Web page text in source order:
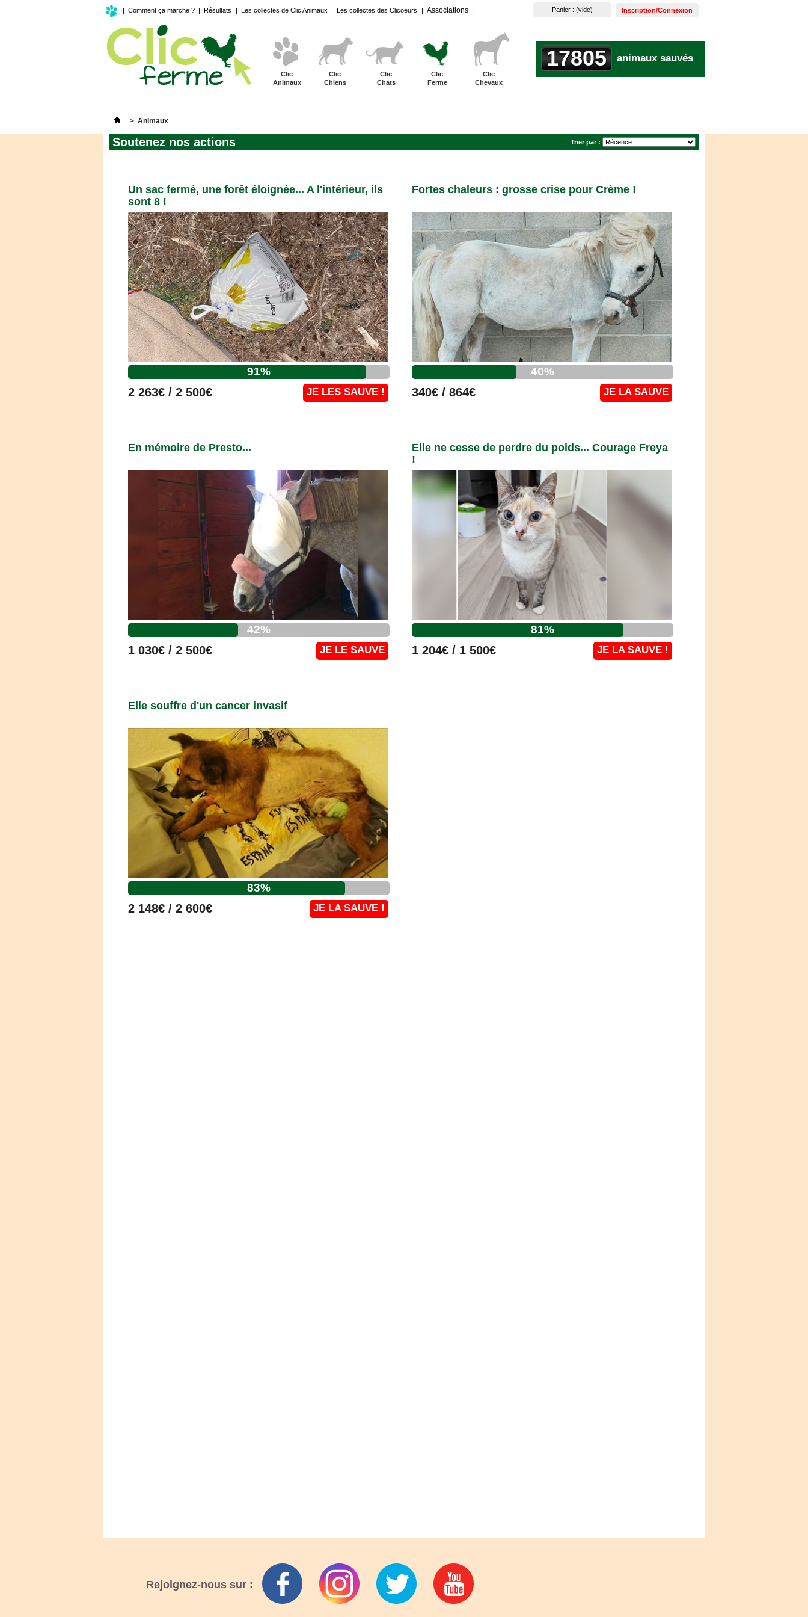
| Comment ça marche ? | Résultats | Les collectes de Clic Animaux | Les collectes des Clicoeurs | Associations |
Clic
Animaux
Clic
Chiens
Clic
Chats
Clic
Ferme
Clic
Chevaux
animaux sauvés
17805
Inscription/Connexion
Panier : (vide)
> Animaux
Soutenez nos actions Trier par :
Un sac fermé, une forêt éloignée... A l'intérieur, ils
sont 8 !
91%
2 263€ / 2 500€ JE LES SAUVE !
Fortes chaleurs : grosse crise pour Crème !
40%
340€ / 864€ JE LA SAUVE
En mémoire de Presto...
42%
1 030€ / 2 500€ JE LE SAUVE
Elle ne cesse de perdre du poids... Courage Freya
!
81%
1 204€ / 1 500€ JE LA SAUVE !
Elle souffre d'un cancer invasif
83%
2 148€ / 2 600€ JE LA SAUVE !
Rejoignez-nous sur :